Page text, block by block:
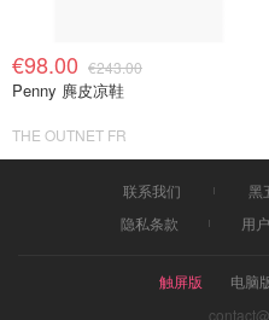
€98.00 €243.00
Penny 麂皮凉鞋
THE OUTNET FR
联系我们 黑
隐私条款
用
触屏版 电脑